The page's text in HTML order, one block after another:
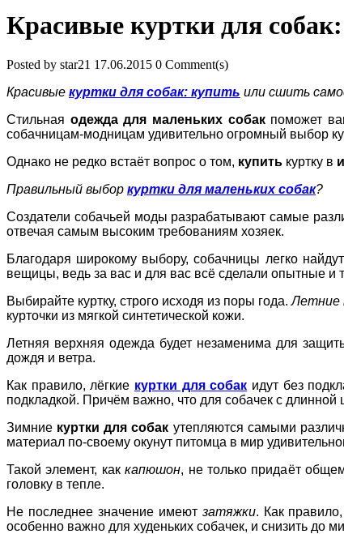
Красивые куртки для
Posted by star21 17.06.2015 0 Comment(s)
Красивые куртки для собак: купить или сшить
Стильная одежда для маленьких собакпоможет
собачницам-модницам удивительно огромный выбор
Однако не редко встаёт вопрос о том, купить куртку в
Правильный выбор куртки для маленьких собак?
Создатели собачьей моды разрабатывают самые
отвечая самым высоким требованиям хозяек.
Благодаря широкому выбору, собачницы легко
вещицы, ведь за вас и для вас всё сделали опытные и
Выбирайте куртку, строго исходя из поры года.Летние
курточки из мягкой синтетической кожи.
Летняя верхняя одежда будет незаменима для
дождя и ветра.
Как правило, лёгкие куртки для собак идут без
подкладкой. Причём важно, что для собачек с
Зимние куртки для собак утепляются самыми
материал по-своему окунут питомца в мир
Такой элемент, каккапюшон, не только придаёт
головку в тепле.
Не последнее значение имеют затяжки. Как
особенно важно для худеньких собачек, и снизить до